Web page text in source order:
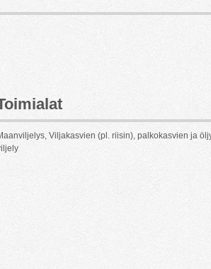
Viljakasvien (pl. riisin), palkokasvien ja